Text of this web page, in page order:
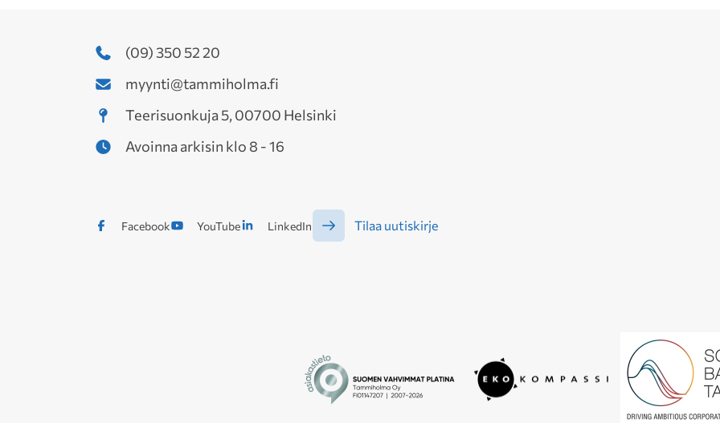
(09) 350 52 20
myynti@tammiholma.fi
Teerisuonkuja 5, 00700 Helsinki
Avoinna arkisin klo 8 - 16
Facebook YouTube LinkedIn Tilaa uutiskirje